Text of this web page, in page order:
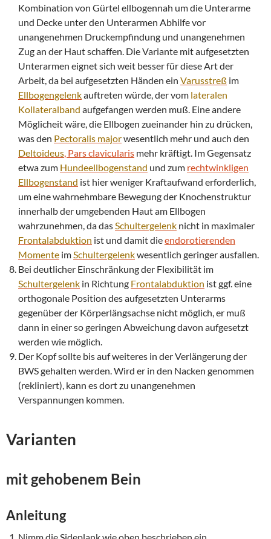
Kombination von Gürtel ellbogennah um die Unterarme
und Decke unter den Unterarmen Abhilfe vor
unangenehmen Druckempfindung und unangenehmen
Zug an der Haut schaffen. Die Variante mit aufgesetzten
Unterarmen eignet sich weit besser für diese Art der
Arbeit, da bei aufgesetzten Händen ein Varusstreß im
Ellbogengelenkauftreten würde, der vom lateralen
Kollateralband aufgefangen werden muß. Eine andere
Möglicheit wäre, die Ellbogen zueinander hin zu drücken,
was den Pectoralis majorwesentlich mehr und auch den
Deltoideus, Pars clavicularis mehr kräftigt. Im Gegensatz
etwa zum Hundeellbogenstand und zum rechtwinkligen
Ellbogenstand ist hier weniger Kraftaufwand erforderlich,
um eine wahrnehmbare Bewegung der Knochenstruktur
innerhalb der umgebenden Haut am Ellbogen
wahrzunehmen, da dasSchultergelenk nicht in maximaler
Frontalabduktion ist und damit dieendorotierenden
Momente imSchultergelenkwesentlich geringer ausfallen.
Bei deutlicher Einschränkung der Flexibilität im
Schultergelenk in Richtung Frontalabduktion ist ggf. eine
orthogonale Position des aufgesetzten Unterarms
gegenüber der Körperlängsachse nicht möglich, er muß
dann in einer so geringen Abweichung davon aufgesetzt
werden wie möglich.
Der Kopf sollte bis auf weiteres in der Verlängerung der
BWS gehalten werden. Wird er in den Nacken genommen
(rekliniert), kann es dort zu unangenehmen
Verspannungen kommen.
Varianten
mit gehobenem Bein
Anleitung